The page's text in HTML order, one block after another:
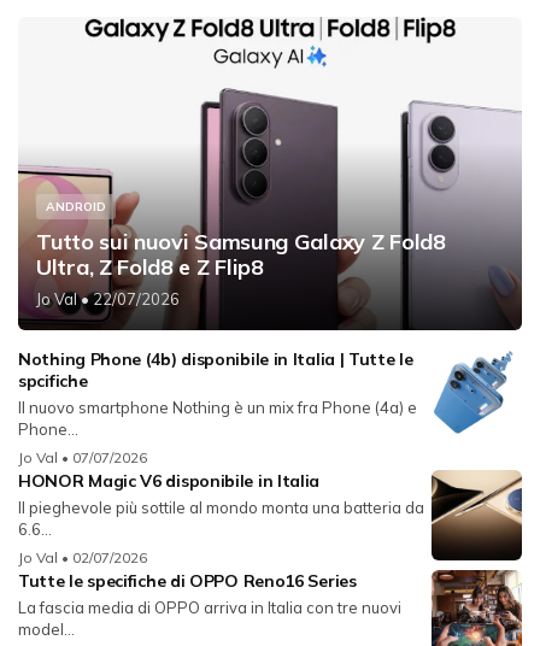
ANDROID
Tutto sui nuovi Samsung Galaxy Z Fold8
Ultra, Z Fold8 e Z Flip8
Jo Val• 22/07/2026
Nothing Phone (4b) disponibile in Italia | Tutte le
spcifiche
Il nuovo smartphone Nothing è un mix fra Phone (4a) e
Phone...
Jo Val • 07/07/2026
HONOR Magic V6 disponibile in Italia
Il pieghevole più sottile al mondo monta una batteria da
6.6...
Jo Val • 02/07/2026
Tutte le specifiche di OPPO Reno16 Series
La fascia media di OPPO arriva in Italia con tre nuovi
model...